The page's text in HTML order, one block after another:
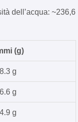
dell’acqua: ~236,6
(g)
g
g
g